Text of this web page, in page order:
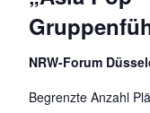
NRW-Forum
Begrenzte Anzahl